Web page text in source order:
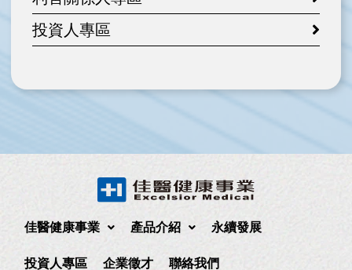
投資人專區
佳醫健康事業 產品介紹 永續發展
投資人專區 企業徵才 聯絡我們